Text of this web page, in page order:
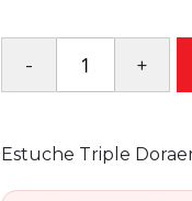
Estuche Triple